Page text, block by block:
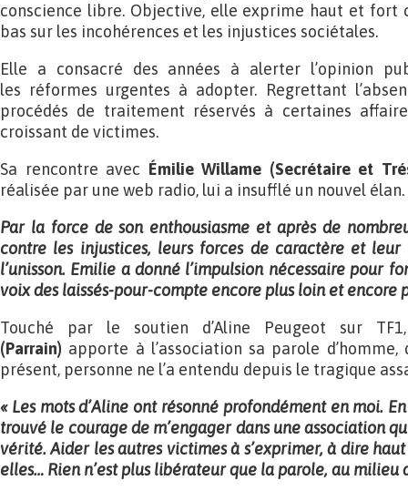
conscience libre. Objective, elle exprime haut et fort
bas sur les incohérences et les injustices sociétales.
Elle a consacré des années à alerter l’opinion
les réformes urgentes à adopter. Regrettant
procédés de traitement réservés à certaines
croissant de victimes.
Sa rencontre avec Émilie Willame (Secrétaire et
réalisée par une web radio, lui a insufflé un nouvel élan.
Par la force de son enthousiasme et après de
contre les injustices, leurs forces de caractère et
l’unisson. Emilie a donné l’impulsion nécessaire pour
voix des laissés-pour-compte encore plus loin et encore
Touché par le soutien d’Aline Peugeot sur
(Parrain) apporte à l’association sa parole
présent, personne ne l’a entendu depuis le tragique
« Les mots d’Aline ont résonné profondément en moi.
trouvé le courage de m’engager dans une association
vérité. Aider les autres victimes à s’exprimer, à dire
elles… Rien n’est plus libérateur que la parole, au milieu